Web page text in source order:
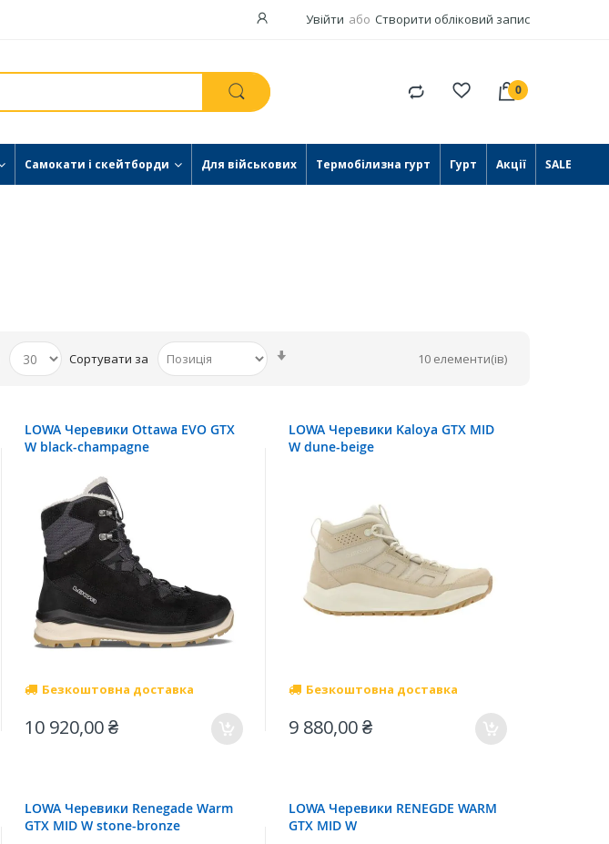
Увійти Створити обліковий запис
товари
Самокати і скейтборди Для військових Термобілизна гурт Гурт Акції SALE
10 елементи(ів)
Сортувати за
LOWA Черевики Ottawa EVO GTX
W black-champagne
Безкоштовна доставка
10 920,00 ₴
LOWA Черевики Kaloya GTX MID
W dune-beige
Безкоштовна доставка
9 880,00 ₴
LOWA Черевики Renegade Warm
GTX MID W stone-bronze
LOWA Черевики RENEGDE WARM
GTX MID W